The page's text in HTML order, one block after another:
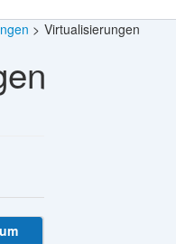
Virtualisierungen